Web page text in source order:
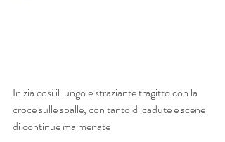
Inizia così il lungo e straziante tragitto con la
croce sulle spalle, con tanto di cadute e scene
di continue malmenate